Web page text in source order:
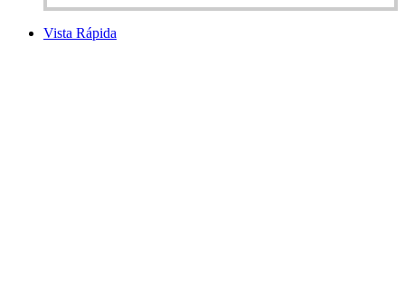
Vista Rápida